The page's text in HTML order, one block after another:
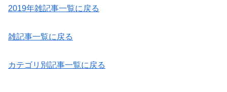
2019年雑記事一覧に戻る
雑記事一覧に戻る
カテゴリ別記事一覧に戻る